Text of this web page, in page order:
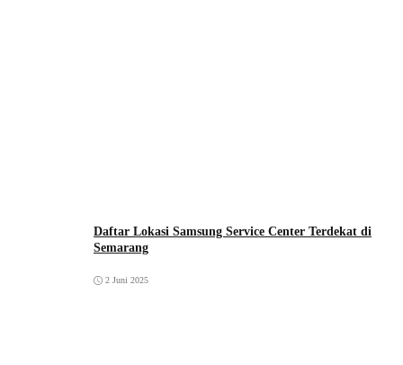
Daftar Lokasi Samsung Service Center Terdekat di
Semarang
2 Juni 2025